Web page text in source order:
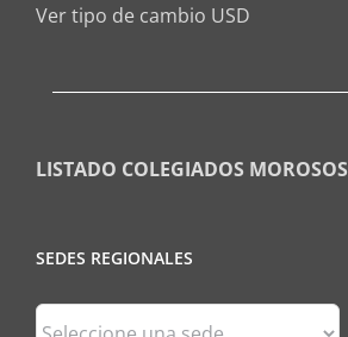
Ver tipo de cambio USD
LISTADO COLEGIADOS MOROSOS
SEDES REGIONALES
Sedes